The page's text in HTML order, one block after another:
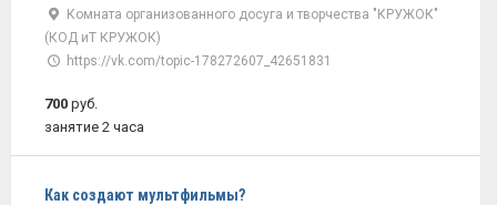
Комната организованного досуга и творчества "КРУЖОК"
(КОД иТ КРУЖОК)
https://vk.com/topic-178272607_42651831
700 руб.
занятие 2 часа
Как создают мультфильмы?